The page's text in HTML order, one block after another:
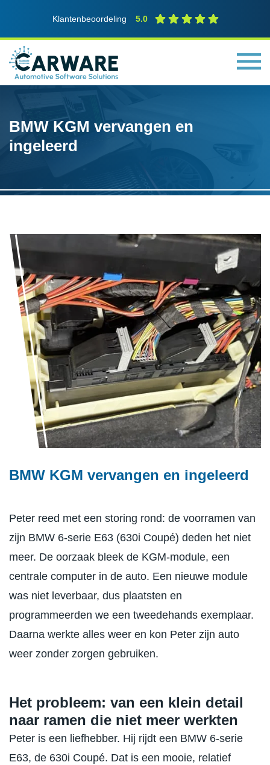
Klantenbeoordeling 5.0
BMW KGM vervangen en
ingeleerd
BMW KGM vervangen en ingeleerd
Peter reed met een storing rond: de voorramen van
zijn BMW 6-serie E63 (630i Coupé) deden het niet
meer. De oorzaak bleek de KGM-module, een
centrale computer in de auto. Een nieuwe module
was niet leverbaar, dus plaatsten en
programmeerden we een tweedehands exemplaar.
Daarna werkte alles weer en kon Peter zijn auto
weer zonder zorgen gebruiken.
Het probleem: van een klein detail
naar ramen die niet meer werkten
Peter is een liefhebber. Hij rijdt een BMW 6-serie
E63, de 630i Coupé. Dat is een mooie, relatief